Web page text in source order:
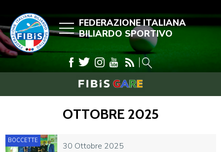
FEDERAZIONE ITALIANA
BILIARDO SPORTIVO
OTTOBRE 2025
30 Ottobre 2025
BOCCETTE